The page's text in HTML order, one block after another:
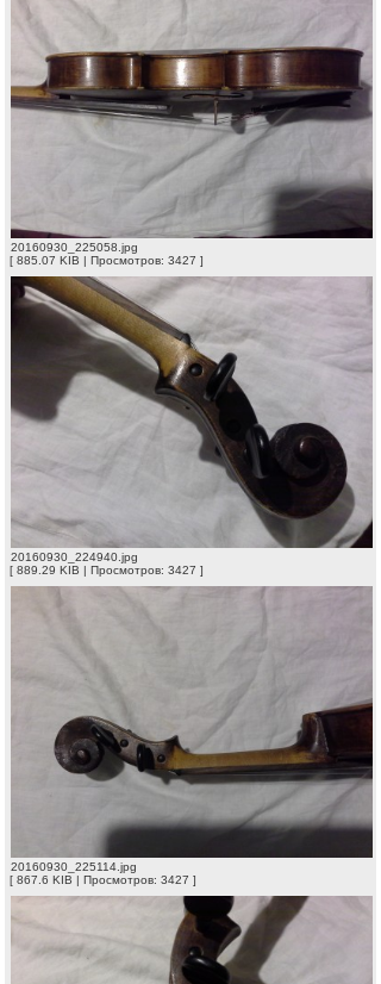
20160930_225058.jpg
[ 885.07 KIB | Просмотров: 3427 ]
20160930_224940.jpg
[ 889.29 KIB | Просмотров: 3427 ]
20160930_225114.jpg
[ 867.6 KIB | Просмотров: 3427 ]